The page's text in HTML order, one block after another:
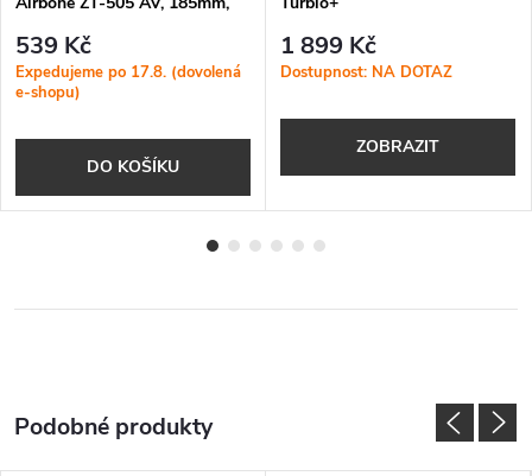
539 Kč
Expedujeme po 17.8. (dovolená
e-shopu)
DO KOŠÍKU
1 899 Kč
Dostupnost: NA DOTAZ
ZOBRAZIT